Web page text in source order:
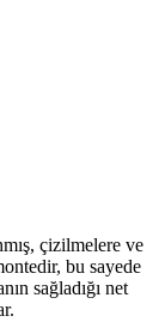
çizilmelere ve
bu sayede
sağladığı net